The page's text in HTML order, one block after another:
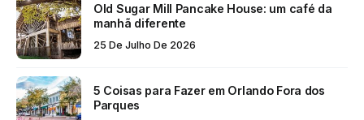
Old Sugar Mill Pancake House: um café da
manhã diferente
25 De Julho De 2026
5 Coisas para Fazer em Orlando Fora dos
Parques